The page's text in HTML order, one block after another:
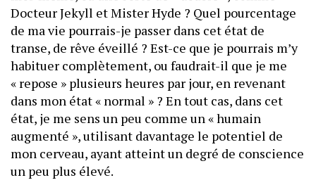
Docteur Jekyll et Mister Hyde ? Quel pourcentage
de ma vie pourrais-je passer dans cet état de
transe, de rêve éveillé ? Est-ce que je pourrais m’y
habituer complètement, ou faudrait-il que je me
« repose » plusieurs heures par jour, en revenant
dans mon état « normal » ? En tout cas, dans cet
état, je me sens un peu comme un « humain
augmenté », utilisant davantage le potentiel de
mon cerveau, ayant atteint un degré de conscience
un peu plus élevé.